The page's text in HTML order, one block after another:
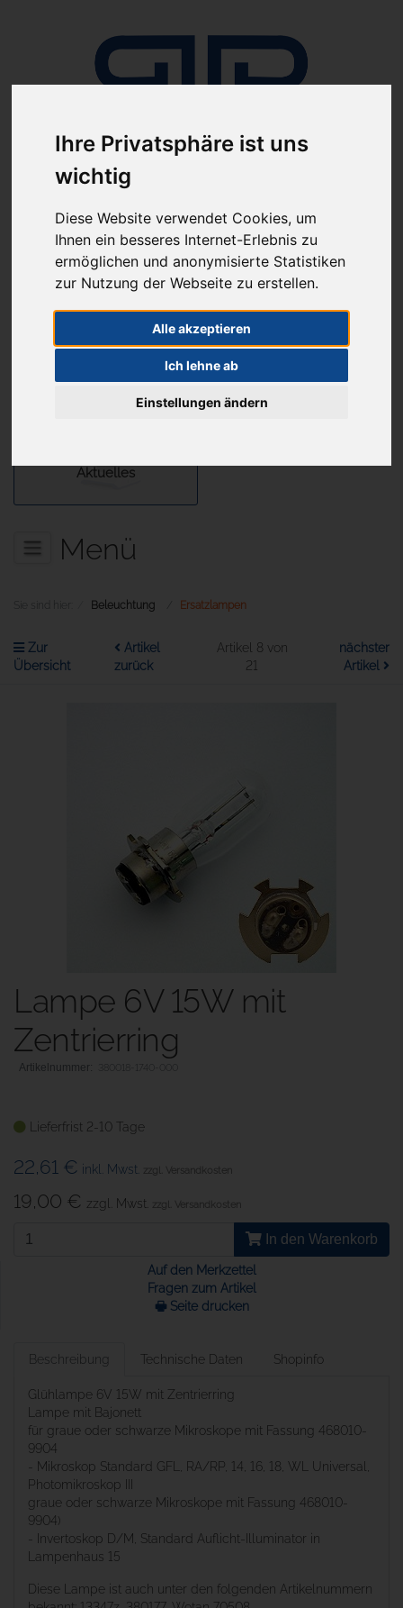
Ihre Privatsphäre ist uns
wichtig
Diese Website verwendet Cookies, um
Ihnen ein besseres Internet-Erlebnis zu
ermöglichen und anonymisierte Statistiken
zur Nutzung der Webseite zu erstellen.
Alle akzeptieren
Ich lehne ab
Einstellungen ändern
ab 100€ versandkostenfrei
(innerhalb Deutschlands)
Aktuelles
Menü
Sie sind hier: Beleuchtung Ersatzlampen
Zur
Übersicht
Artikel
zurück
Artikel 8 von
21
nächster
Artikel
Lampe 6V 15W mit
Zentrierring
Lieferfrist 2-10 Tage
22,61 € inkl. Mwst. zzgl. Versandkosten
19,00 € zzgl. Mwst. zzgl. Versandkosten
In den Warenkorb
Auf den Merkzettel
Fragen zum Artikel
🖶 Seite drucken
Beschreibung Technische Daten Shopinfo
Glühlampe 6V 15W mit Zentrierring
Lampe mit Bajonett
für graue oder schwarze Mikroskope mit Fassung 468010-
9904
- Mikroskop Standard GFL, RA/RP, 14, 16, 18, WL Universal,
Photomikroskop III
graue oder schwarze Mikroskope mit Fassung 468010-
9904)
- Invertoskop D/M, Standard Auflicht-Illuminator in
Lampenhaus 15
Diese Lampe ist auch unter den folgenden Artikelnummern